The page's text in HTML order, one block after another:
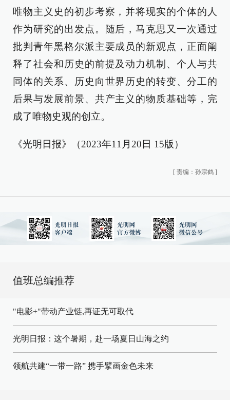
唯物主义史的初步考察，并将现实的个体的人
作为研究的出发点。随后，马克思又一次通过
批判青年黑格尔派主要成员的新观点，正面阐
释了社会和历史的前提及动力机制、个人与共
同体的关系、历史向世界历史的转变、分工的
后果与发展前景、共产主义的物质基础等，完
成了唯物史观的创立。
《光明日报》（2023年11月20日 15版）
[ 责编：孙宗鹤 ]
值班总编推荐
"电影+"带动产业链,再证无可取代
光明日报：这个暑期，赴一场夏日山海之约
领航共建“一带一路” 携手擘画金色未来